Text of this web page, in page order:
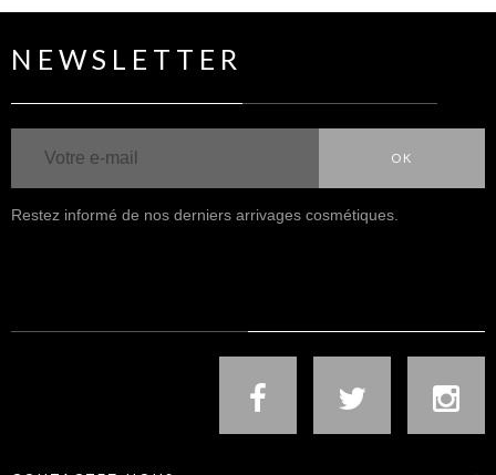
NEWSLETTER
OK
Restez informé de nos derniers arrivages cosmétiques.